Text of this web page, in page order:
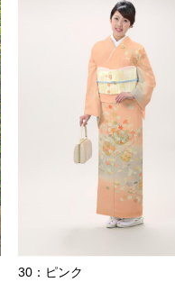
30：ピンク